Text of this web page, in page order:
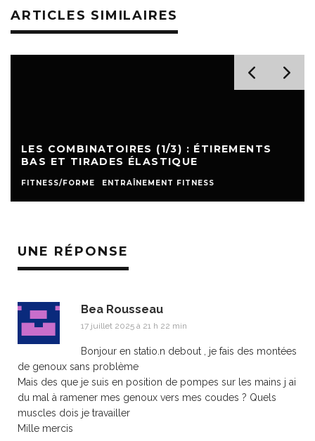
ARTICLES SIMILAIRES
LES COMBINATOIRES (1/3) : ÉTIREMENTS
BAS ET TIRADES ÉLASTIQUE
FITNESS/FORME ENTRAÎNEMENT FITNESS
UNE RÉPONSE
Bea Rousseau
17 juillet 2025 à 21 h 22 min
Bonjour en statio.n debout , je fais des montées
de genoux sans problème
Mais des que je suis en position de pompes sur les mains j ai
du mal à ramener mes genoux vers mes coudes ? Quels
muscles dois je travailler
Mille mercis